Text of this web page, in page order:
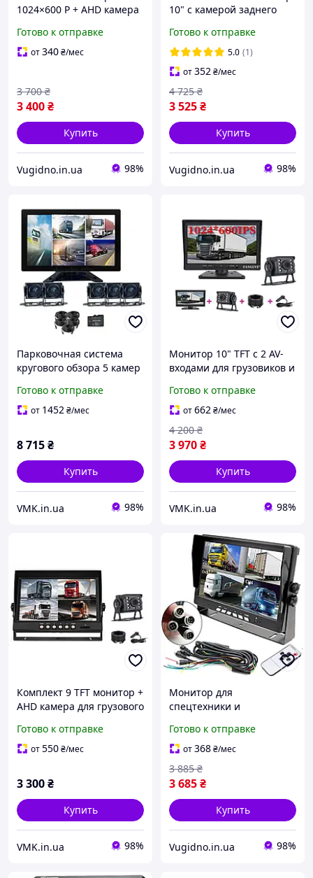
1024×600 Р + AHD камера
Готово к отправке
от340₴/мес
3 400₴
3 700 ₴
Купить
Vugidno.in.ua 98%
10" с камерой заднего
Готово к отправке
5.0 (1)
от352₴/мес
3 525₴
4 725 ₴
Купить
Vugidno.in.ua 98%
Парковочная система
кругового обзора 5 камер
транспорт
Готово к отправке
от 1452₴/мес
8 715₴
Купить
VMK.in.ua 98%
Монитор 10" TFT с 2 AV-
входами для грузовиков и
транспорта
Готово к отправке
от662₴/мес
3 970₴
4 200 ₴
Купить
VMK.in.ua 98%
Комплект 9 TFT монитор +
AHD камера для грузового
Готово к отправке
от550₴/мес
3 300₴
Купить
VMK.in.ua 98%
Монитор для
спецтехники и
10 дюймов 4-х канальный
Готово к отправке
от368₴/мес
3 685₴
3 885 ₴
Купить
Vugidno.in.ua 98%